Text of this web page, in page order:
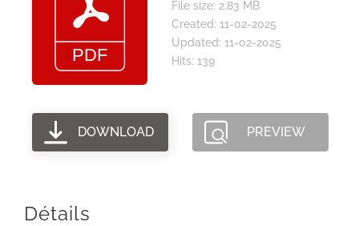
File size: 2.83 MB
Created: 11-02-2025
Updated: 11-02-2025
Hits: 139
DOWNLOAD PREVIEW
Détails